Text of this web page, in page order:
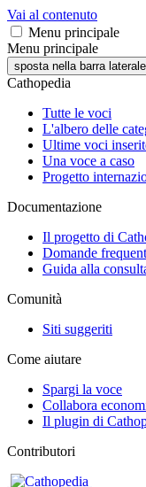
Vai al contenuto
Menu principale
Menu principale
sposta nella barra laterale
Cathopedia
Tutte le voci
L'albero delle
Ultime voci
Una voce a caso
Progetto
Documentazione
Il progetto di
Domande
Guida alla
Comunità
Siti suggeriti
Come aiutare
Spargi la voce
Collabora
Il plugin di
Contributori